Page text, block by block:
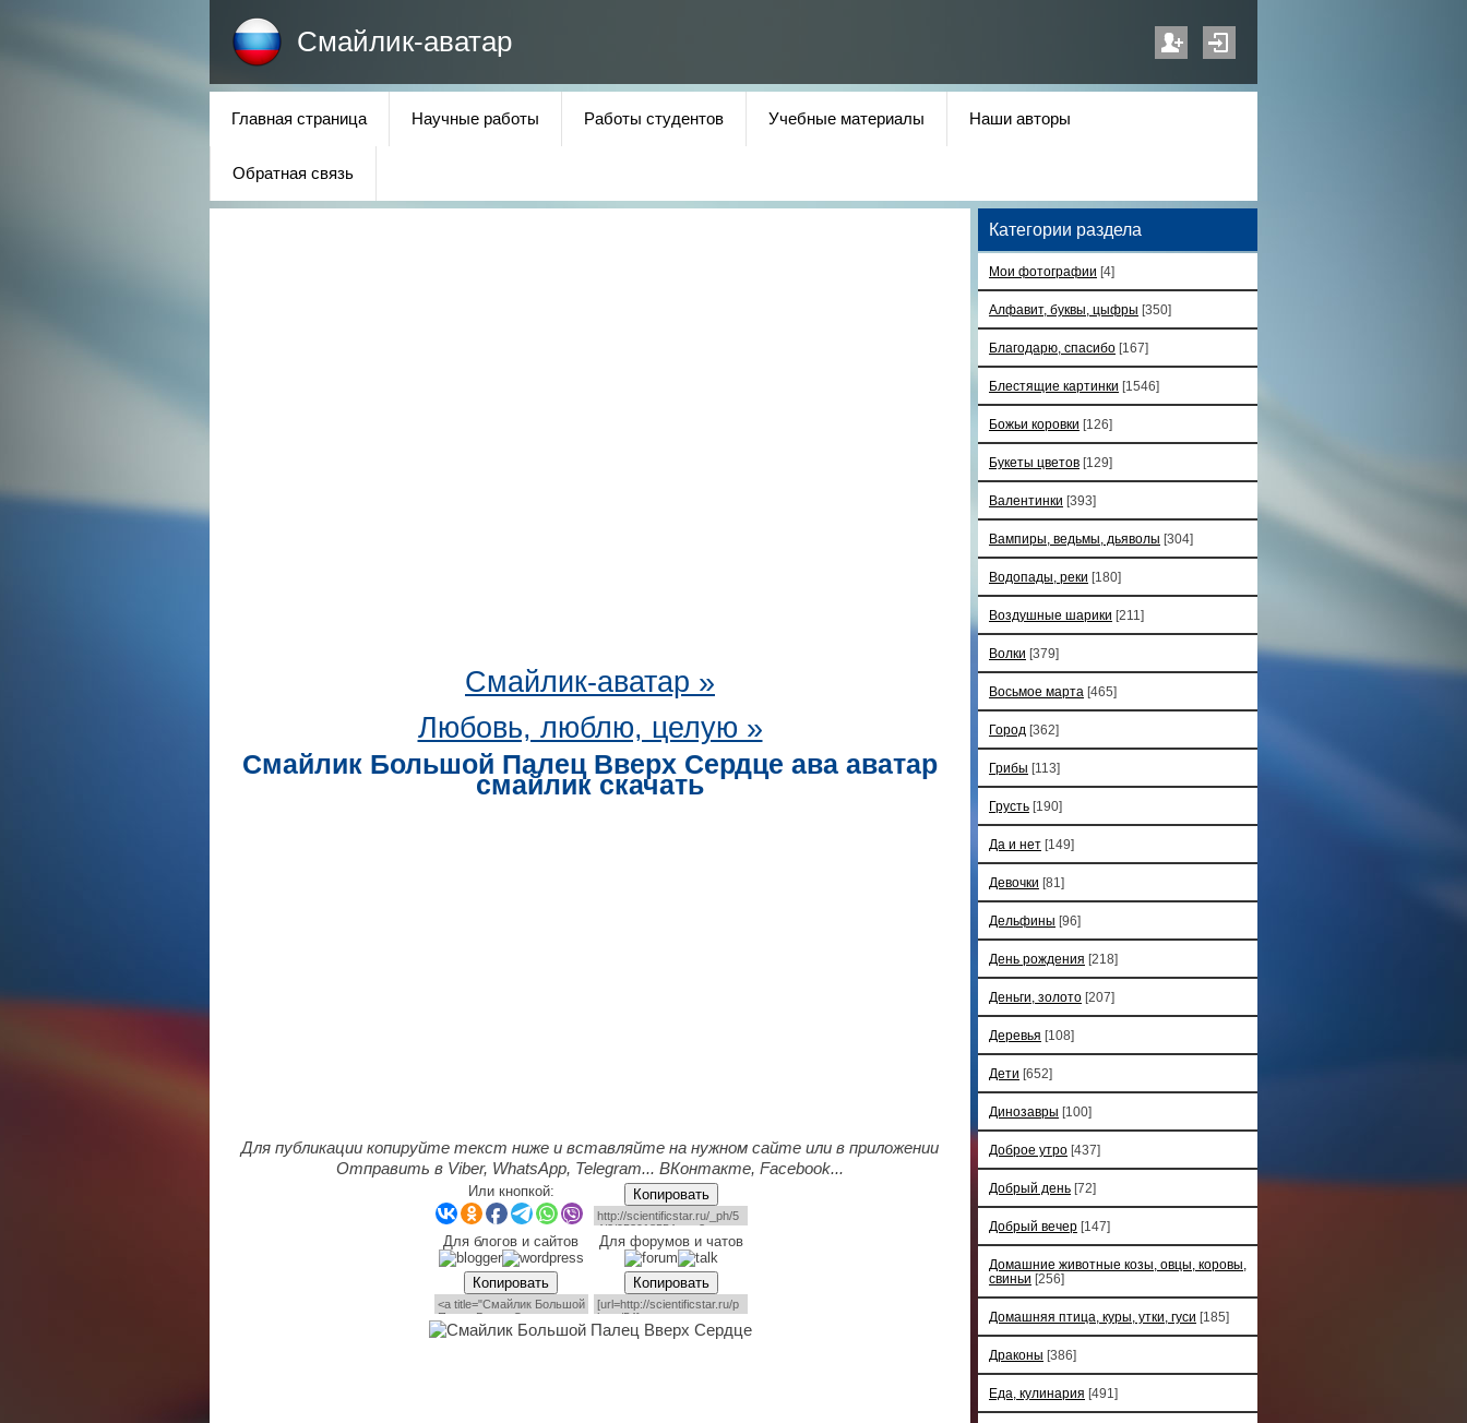
Смайлик-аватар
Главная страница Научные работы Работы студентов Учебные материалы Наши авторы
Обратная связь
Смайлик-аватар »
Любовь, люблю, целую »
Смайлик Большой Палец Вверх Сердце ава аватар
смайлик скачать
Для публикации копируйте текст ниже и вставляйте на нужном сайте или в приложении
Отправить в Viber, WhatsApp, Telegram... ВКонтакте, Facebook...
Или кнопкой: Копировать
Для блогов и сайтов Для форумов и чатов
Копировать Копировать
Категории раздела
Мои фотографии [4]
Алфавит, буквы, цыфры [350]
Благодарю, спасибо [167]
Блестящие картинки [1546]
Божьи коровки [126]
Букеты цветов [129]
Валентинки [393]
Вампиры, ведьмы, дьяволы [304]
Водопады, реки [180]
Воздушные шарики [211]
Волки [379]
Восьмое марта [465]
Город [362]
Грибы [113]
Грусть [190]
Да и нет [149]
Девочки [81]
Дельфины [96]
День рождения [218]
Деньги, золото [207]
Деревья [108]
Дети [652]
Динозавры [100]
Доброе утро [437]
Добрый день [72]
Добрый вечер [147]
Домашние животные козы, овцы, коровы,
свиньи [256]
Домашняя птица, куры, утки, гуси [185]
Драконы [386]
Еда, кулинария [491]